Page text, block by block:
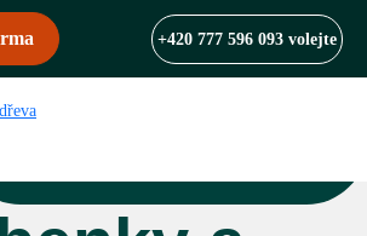
+420 777 596 093 volejte